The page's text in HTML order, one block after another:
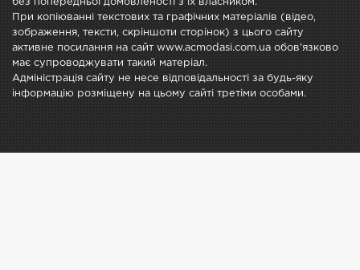
без попередньої домовленості з їх власником.
При копіюванні текстових та графічних матеріалів (відео,
зображення, тексти, скріншоти сторінок) з цього сайту
активне посилання на сайт www.acmodasi.com.ua обов'язково
має супроводжувати такий матеріал.
Адміністрація сайту не несе відповідальності за будь-яку
інформацію розміщену на цьому сайті третіми особами.